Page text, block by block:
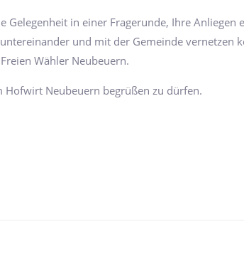
in einer Fragerunde, Ihre Anliegen
und mit der Gemeinde vernetzen
Wähler Neubeuern.
Neubeuern begrüßen zu dürfen.